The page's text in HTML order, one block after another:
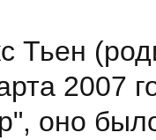
Тьен
2007
оно